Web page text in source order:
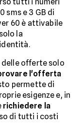
sms e 3 GB di
60 è attivabile
la
delle offerte solo
l'offerta
permette di
esigenze e, in
richiedere la
di tutti i costi